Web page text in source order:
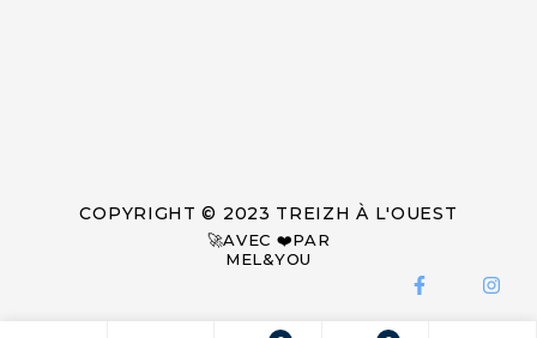
COPYRIGHT © 2023 TREIZH À L'OUEST
🚀AVEC ❤️PAR
MEL&YOU